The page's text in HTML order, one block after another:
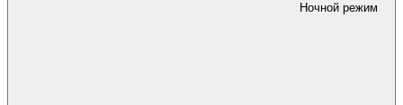
Ночной режим